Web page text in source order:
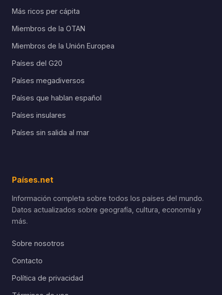
Más ricos per cápita
Miembros de la OTAN
Miembros de la Unión Europea
Países del G20
Países megadiversos
Países que hablan español
Países insulares
Países sin salida al mar
Países.net
Información completa sobre todos los países del mundo.
Datos actualizados sobre geografía, cultura, economía y
más.
Sobre nosotros
Contacto
Política de privacidad